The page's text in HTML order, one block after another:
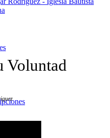
Voluntad